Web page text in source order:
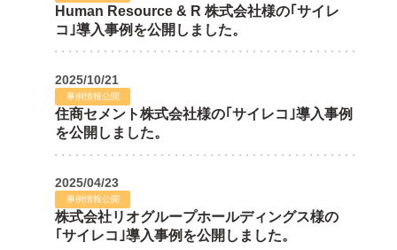
Human Resource & R 株式会社様の｢サイレ
コ｣導入事例を公開しました。
2025/10/21
事例情報公開
住商セメント株式会社様の｢サイレコ｣導入事例
を公開しました。
2025/04/23
事例情報公開
株式会社リオグループホールディングス様の
｢サイレコ｣導入事例を公開しました。